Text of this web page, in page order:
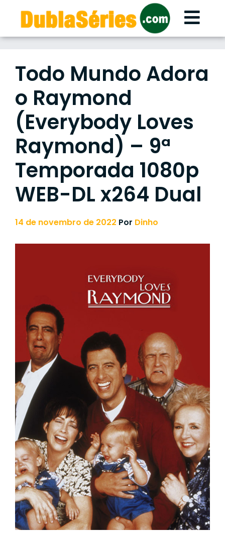
content
Todo Mundo Adora
o Raymond
(Everybody Loves
Raymond) – 9ª
Temporada 1080p
WEB-DL x264 Dual
14 de novembro de 2022 Por Dinho